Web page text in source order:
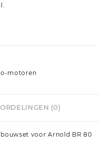
motoren
(0)
voor Arnold BR 80